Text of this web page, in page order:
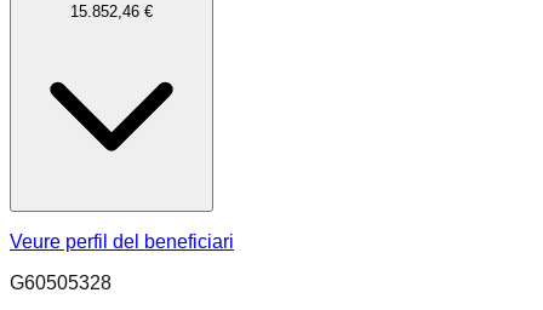
15.852,46 €
Veure perfil del beneficiari
G60505328